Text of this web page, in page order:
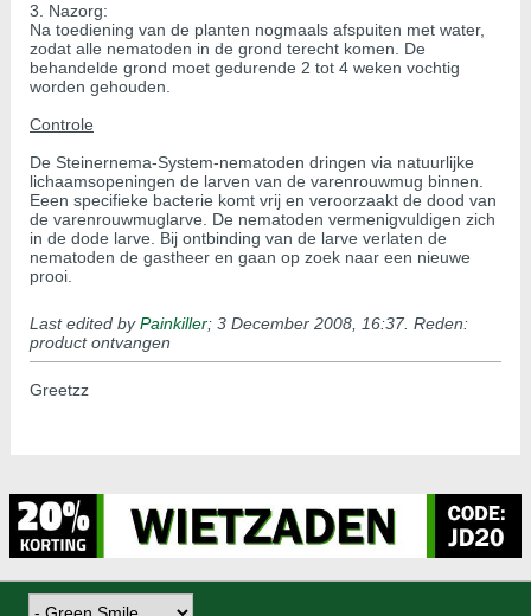
3. Nazorg:
Na toediening van de planten nogmaals afspuiten met water,
zodat alle nematoden in de grond terecht komen. De
behandelde grond moet gedurende 2 tot 4 weken vochtig
worden gehouden.
Controle
De Steinernema-System-nematoden dringen via natuurlijke
lichaamsopeningen de larven van de varenrouwmug binnen.
Eeen specifieke bacterie komt vrij en veroorzaakt de dood van
de varenrouwmuglarve. De nematoden vermenigvuldigen zich
in de dode larve. Bij ontbinding van de larve verlaten de
nematoden de gastheer en gaan op zoek naar een nieuwe
prooi.
Last edited byPainkiller; 3 December 2008, 16:37. Reden:
product ontvangen
Greetzz